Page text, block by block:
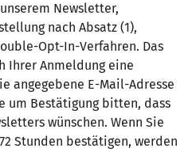
Newsletter,
nach Absatz (1),
Opt-In-Verfahren. Das
Ihrer Anmeldung eine
angegebene E-Mail-Adresse
um Bestätigung bitten, dass
wünschen. Wenn Sie
Stunden bestätigen, werden